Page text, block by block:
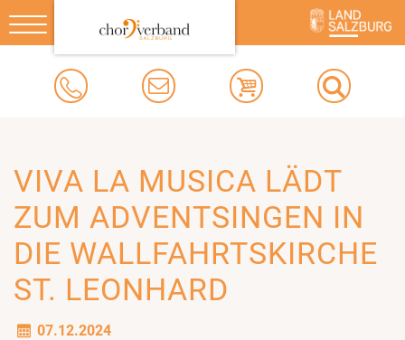
Toggle
navigation
VIVA LA MUSICA LÄDT
ZUM ADVENTSINGEN IN
DIE WALLFAHRTSKIRCHE
ST. LEONHARD
07.12.2024